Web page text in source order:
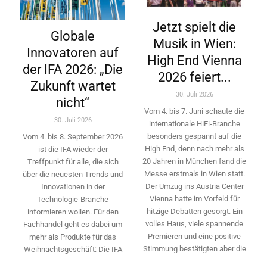
Globale
Innovatoren auf
der IFA 2026: „Die
Zukunft wartet
nicht“
30. Juli 2026
Vom 4. bis 8. September 2026
ist die IFA wieder der
Treffpunkt für alle, die sich
über die neuesten Trends und
Innovationen in der
Technologie-­Branche
informieren wollen. Für den
Fachhandel geht es dabei um
mehr als Produkte für das
Weihnachtsgeschäft: Die IFA
Jetzt spielt die
Musik in Wien:
High End Vienna
2026 feiert...
30. Juli 2026
Vom 4. bis 7. Juni schaute die
internationale HiFi-Branche
besonders gespannt auf die
High End, denn nach mehr als
20 Jahren in München fand die
Messe erstmals in Wien statt.
Der Umzug ins Austria Center
Vienna hatte im Vorfeld für
hitzige Debatten gesorgt. Ein
volles Haus, viele spannende
Premieren und eine positive
Stimmung bestätigten aber die